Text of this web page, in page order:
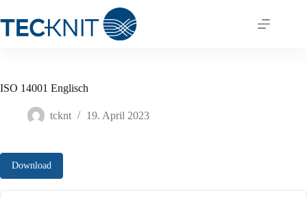
to
content
ISO 14001 Englisch
tcknt 19. April 2023
Download